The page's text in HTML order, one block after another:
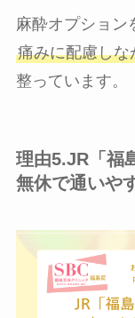
麻酔オプション
痛みに配慮し
整っています。
理由5.JR「福
無休で通いや